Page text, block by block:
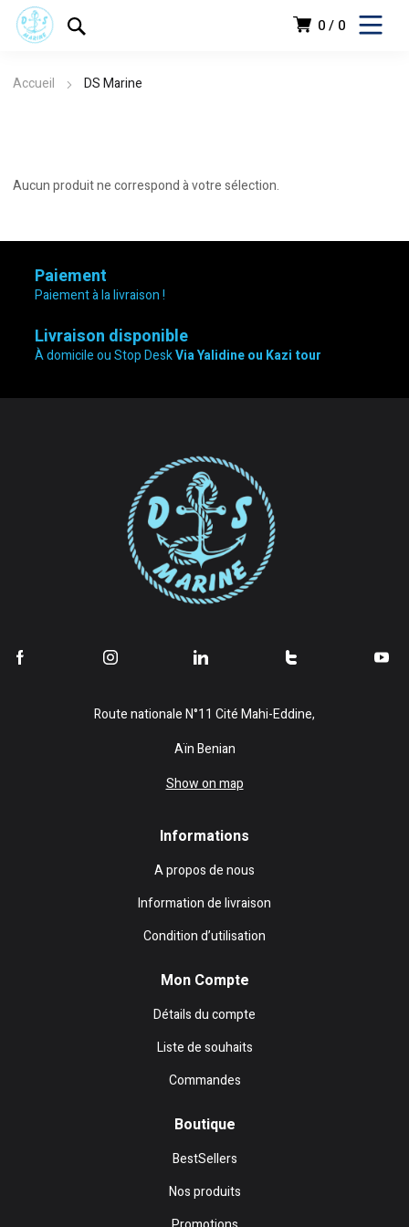
0 0
Accueil DS Marine
Aucun produit ne correspond à votre sélection.
Paiement
Paiement à la livraison !
Livraison disponible
À domicile ou Stop DeskVia Yalidine ou Kazi tour
Route nationale N°11 Cité Mahi-Eddine,
Aïn Benian
Show on map
Informations
A propos de nous
Information de livraison
Condition d’utilisation
Mon Compte
Détails du compte
Liste de souhaits
Commandes
Boutique
BestSellers
Nos produits